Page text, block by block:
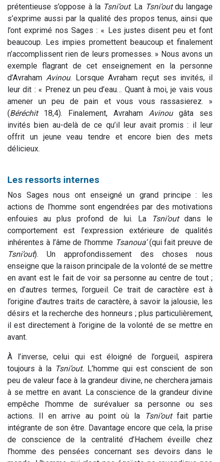
prétentieuse s’oppose à la Tsni’out. La Tsni’outdu langage
s’exprime aussi par la qualité des propos tenus, ainsi que
l’ont exprimé nos Sages : « Les justes disent peu et font
beaucoup. Les impies promettent beaucoup et finalement
n’accomplissent rien de leurs promesses. » Nous avons un
exemple flagrant de cet enseignement en la personne
d’Avraham Avinou. Lorsque Avraham reçut ses invités, il
leur dit : « Prenez un peu d’eau… Quant à moi, je vais vous
amener un peu de pain et vous vous rassasierez. »
(Béréchit18,4). Finalement, Avraham Avinougâta ses
invités bien au-delà de ce qu’il leur avait promis : il leur
offrit un jeune veau tendre et encore bien des mets
délicieux.
Les ressorts internes
Nos Sages nous ont enseigné un grand principe : les
actions de l’homme sont engendrées par des motivations
enfouies au plus profond de lui. La
Tsni’outdans le
comportement est l’expression extérieure de qualités
inhérentes à l’âme de l’homme Tsanoua’(qui fait preuve de
Tsni’out). Un approfondissement des choses nous
enseigne que la raison principale de la volonté de se mettre
en avant est le fait de voir sa personne au centre de tout ;
en d’autres termes, l’orgueil. Ce trait de caractère est à
l’origine d’autres traits de caractère, à savoir la jalousie, les
désirs et la recherche des honneurs ; plus particulièrement,
il est directement à l’origine de la volonté de se mettre en
avant.
À l’inverse, celui qui est éloigné de l’orgueil, aspirera
toujours à la Tsni’out. L’homme qui est conscient de son
peu de valeur face à la grandeur divine, ne cherchera jamais
à se mettre en avant. La conscience de la grandeur divine
empêche l’homme de surévaluer sa personne ou ses
actions. Il en arrive au point où la
Tsni’outfait partie
intégrante de son être. Davantage encore que cela, la prise
de conscience de la centralité d’Hachem éveille chez
l’homme des pensées concernant ses devoirs dans le